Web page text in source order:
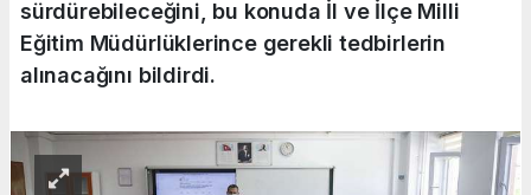
sürdürebileceğini, bu konuda İl ve İlçe Milli
Eğitim Müdürlüklerince gerekli tedbirlerin
alınacağını bildirdi.